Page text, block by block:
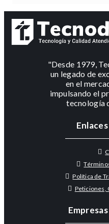
"Desde 1979,
un legado de
en el
impulsando el
tecnología
Política de
Peticiones,